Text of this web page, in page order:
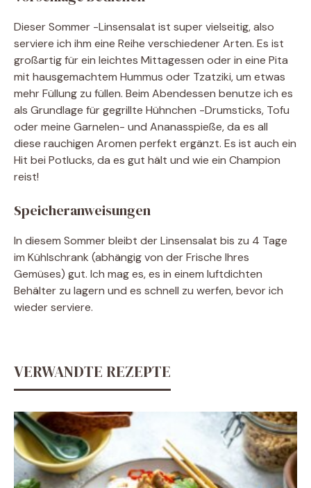
Dieser Sommer -Linsensalat ist super vielseitig, also
serviere ich ihm eine Reihe verschiedener Arten. Es ist
großartig für ein leichtes Mittagessen oder in eine Pita
mit hausgemachtem Hummus oder Tzatziki, um etwas
mehr Füllung zu füllen. Beim Abendessen benutze ich es
als Grundlage für gegrillte Hühnchen -Drumsticks, Tofu
oder meine Garnelen- und Ananasspieße, da es all
diese rauchigen Aromen perfekt ergänzt. Es ist auch ein
Hit bei Potlucks, da es gut hält und wie ein Champion
reist!
Speicheranweisungen
In diesem Sommer bleibt der Linsensalat bis zu 4 Tage
im Kühlschrank (abhängig von der Frische Ihres
Gemüses) gut. Ich mag es, es in einem luftdichten
Behälter zu lagern und es schnell zu werfen, bevor ich
wieder serviere.
VERWANDTE REZEPTE